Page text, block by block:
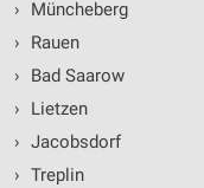
›
Müncheberg
›
Rauen
›
Bad Saarow
›
Lietzen
› Jacobsdorf
› Treplin